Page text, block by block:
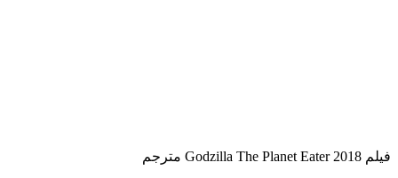
فيلم Godzilla The Planet Eater 2018 مترجم